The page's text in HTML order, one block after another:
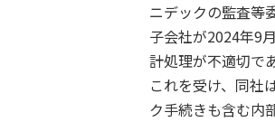
ニデックの監査等
子会社が2024年9
計処理が不適切で
これを受け、同社
ク手続きも含む内